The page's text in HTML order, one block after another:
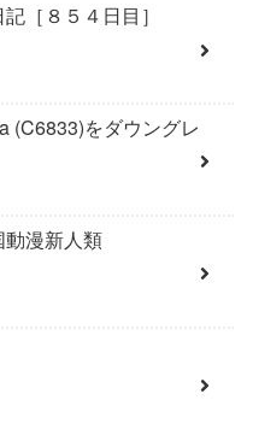
［８５４日目］
(C6833)をダウングレ
動漫新人類